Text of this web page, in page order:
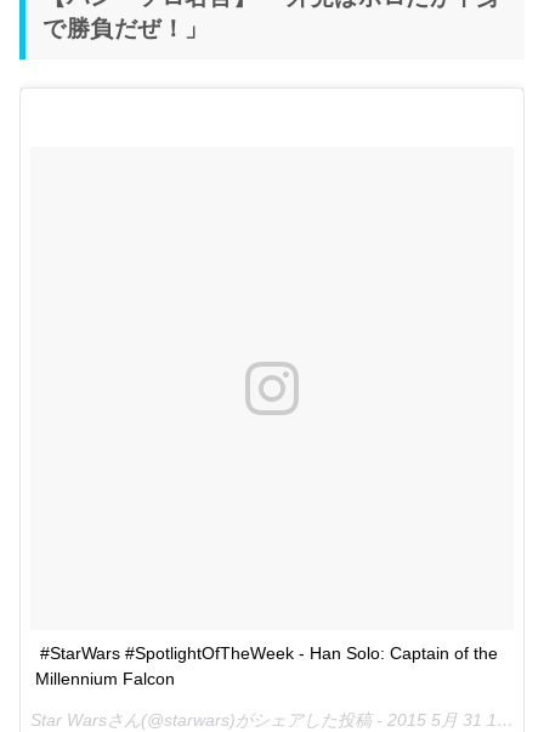
で勝負だぜ！」
#StarWars #SpotlightOfTheWeek - Han Solo: Captain of the
Millennium Falcon
Star Warsさん(@starwars)がシェアした投稿 - 2015 5月 31 1:58午後 PDT